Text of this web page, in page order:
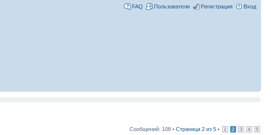
FAQ Пользователи Регистрация Вход
Сообщений: 108 • Страница 2 из 5 • 1 2 3 4 5